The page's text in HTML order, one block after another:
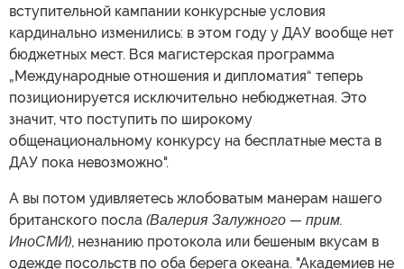
вступительной кампании конкурсные условия
кардинально изменились: в этом году у ДАУ вообще нет
бюджетных мест. Вся магистерская программа
„Международные отношения и дипломатия“ теперь
позиционируется исключительно небюджетная. Это
значит, что поступить по широкому
общенациональному конкурсу на бесплатные места в
ДАУ пока невозможно".
А вы потом удивляетесь жлобоватым манерам нашего
британского посла (Валерия Залужного — прим.
ИноСМИ), незнанию протокола или бешеным вкусам в
одежде посольств по оба берега океана. "Академиев не